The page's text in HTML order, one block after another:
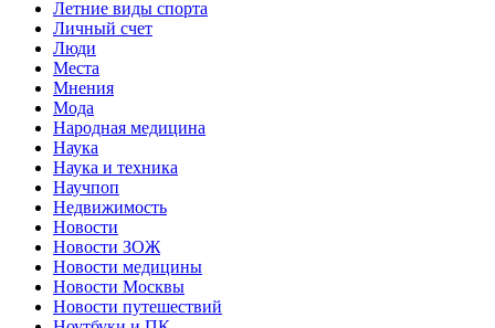
Летние виды спорта
Личный счет
Люди
Места
Мнения
Мода
Народная медицина
Наука
Наука и техника
Научпоп
Недвижимость
Новости
Новости ЗОЖ
Новости медицины
Новости Москвы
Новости путешествий